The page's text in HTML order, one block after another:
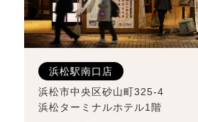
浜松駅南口店
浜松市中央区砂山町325-4
浜松ターミナルホテル1階